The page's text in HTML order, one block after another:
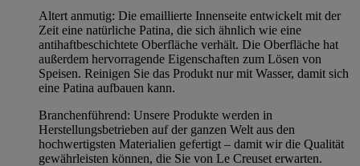
Altert anmutig: Die emaillierte Innenseite entwickelt mit der
Zeit eine natürliche Patina, die sich ähnlich wie eine
antihaftbeschichtete Oberfläche verhält. Die Oberfläche hat
außerdem hervorragende Eigenschaften zum Lösen von
Speisen. Reinigen Sie das Produkt nur mit Wasser, damit sich
eine Patina aufbauen kann.
Branchenführend: Unsere Produkte werden in
Herstellungsbetrieben auf der ganzen Welt aus den
hochwertigsten Materialien gefertigt – damit wir die Qualität
gewährleisten können, die Sie von Le Creuset erwarten.